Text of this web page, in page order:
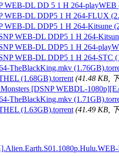
WEB-DL DD 5 1 H 264-playWEB
WEB-DL DDP5 1 H 264-FLUX
WEB-DL DDP5 1 H 264-Kitsune
WEB-DL DDP5 1 H 264-
WEB-DL DDP5 1 H 264-
WEB-DL DDP5 1 H 264-STC
TheBlackKing.mkv
(1.68GB).torrent (41.48 KB,
[DSNP WEBDL-
TheBlackKing.mkv
(1.63GB).torrent (41.49 KB,